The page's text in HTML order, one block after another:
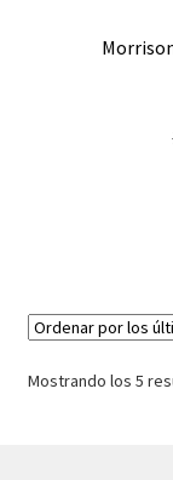
Mostrando los 5